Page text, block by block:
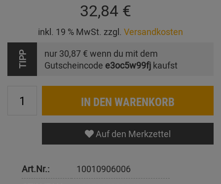
32,84 €
inkl. 19 % MwSt. zzgl. Versandkosten
TIPP nur 30,87 € wenn du mit dem
Gutscheincode e3oc5w99fj kaufst
IN DEN WARENKORB
Auf den Merkzettel
Art.Nr.:
10010906006